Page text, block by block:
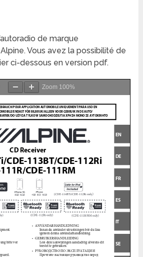
de marque
Vous avez la possibilité de
ci-dessous en version pdf.
Zoom 100%